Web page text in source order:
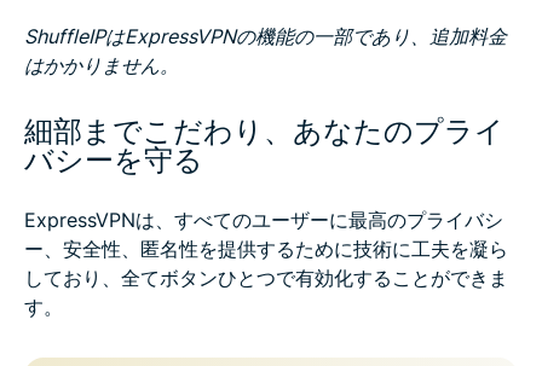
ShuffleIPはExpressVPNの機能の一部であり、追加料金
はかかりません。
細部までこだわり、あなたのプライ
バシーを守る
ExpressVPNは、すべてのユーザーに最高のプライバシ
ー、安全性、匿名性を提供するために技術に工夫を凝ら
しており、全てボタンひとつで有効化することができま
す。